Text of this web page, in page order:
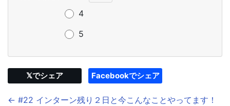
4
5
𝕏でシェア Facebookでシェア
← #22 インターン残り２日と今こんなことやってます！